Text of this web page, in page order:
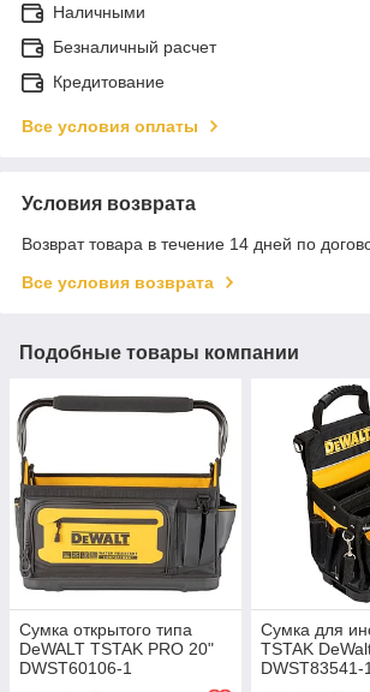
Наличными
Безналичный расчет
Кредитование
Все условия оплаты
Условия возврата
Возврат товара в течение 14 дней по
Все условия возврата
Подобные товары компании
Сумка открытого типа
DeWALT TSTAK PRO 20"
DWST60106-1
Сумка для
TSTAK
DWST83541-